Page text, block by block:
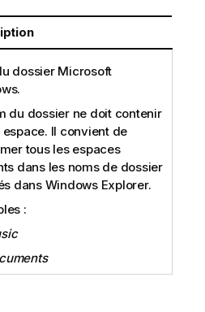
dossier Microsoft
.
du dossier ne doit contenir
espace. Il convient de
tous les espaces
dans les noms de dossier
dans Windows Explorer.
: